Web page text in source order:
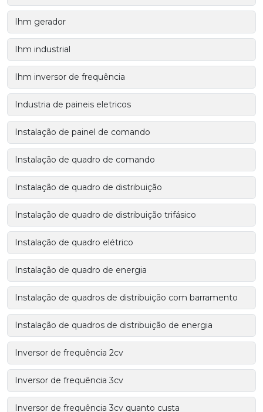
Ihm gerador
Ihm industrial
Ihm inversor de frequência
Industria de paineis eletricos
Instalação de painel de comando
Instalação de quadro de comando
Instalação de quadro de distribuição
Instalação de quadro de distribuição trifásico
Instalação de quadro elétrico
Instalação de quadro de energia
Instalação de quadros de distribuição com barramento
Instalação de quadros de distribuição de energia
Inversor de frequência 2cv
Inversor de frequência 3cv
Inversor de frequência 3cv quanto custa